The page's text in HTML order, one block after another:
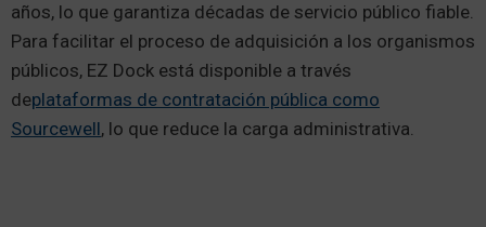
años, lo que garantiza décadas de servicio público fiable.
Para facilitar el proceso de adquisición a los organismos
públicos, EZ Dock está disponible a través
deplataformas de contratación pública como
Sourcewell, lo que reduce la carga administrativa.